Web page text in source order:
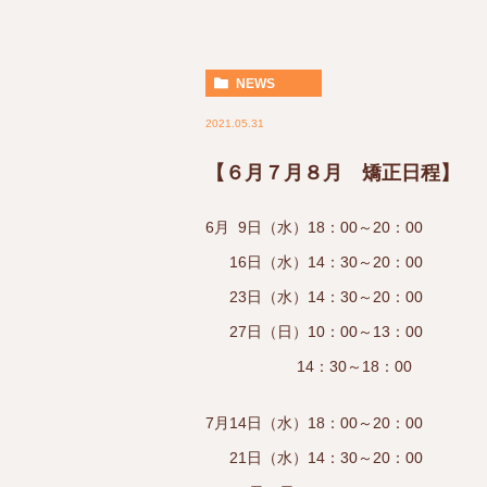
NEWS
2021.05.31
【６月７月８月 矯正日程】
6月 9日（水）18：00～20：00
16日（水）14：30～20：00
23日（水）14：30～20：00
27日（日）10：00～13：00
14：30～18：00
7月14日（水）18：00～20：00
21日（水）14：30～20：00